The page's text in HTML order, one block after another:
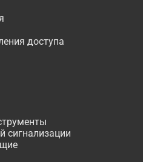
доступа
сигнализации